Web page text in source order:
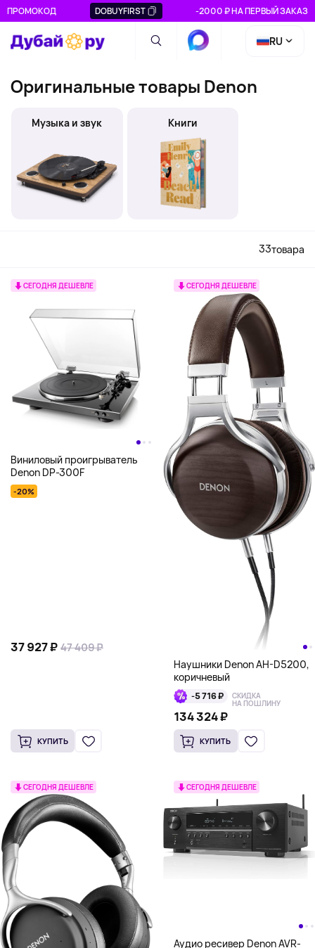
ПРОМОКОД DOBUYFIRST -2000 ₽ НА ПЕРВЫЙ ЗАКАЗ
RU
Оригинальные товары Denon
Музыка и звук Книги
33товара
СЕГОДНЯ ДЕШЕВЛЕ
Виниловый проигрыватель
Denon DP-300F
-20%
37 927 ₽ 47 409 ₽
КУПИТЬ
СЕГОДНЯ ДЕШЕВЛЕ
Наушники Denon AH-D5200,
коричневый
-5 716 ₽ СКИДКА
НА ПОШЛИНУ
134 324 ₽
КУПИТЬ
СЕГОДНЯ ДЕШЕВЛЕ СЕГОДНЯ ДЕШЕВЛЕ
Аудио ресивер Denon AVR-